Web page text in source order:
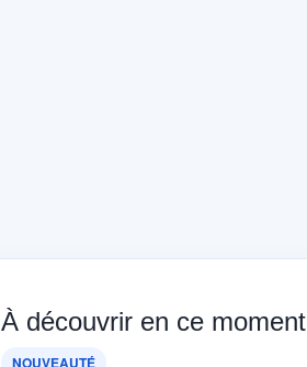
À découvrir en ce moment
NOUVEAUTÉ